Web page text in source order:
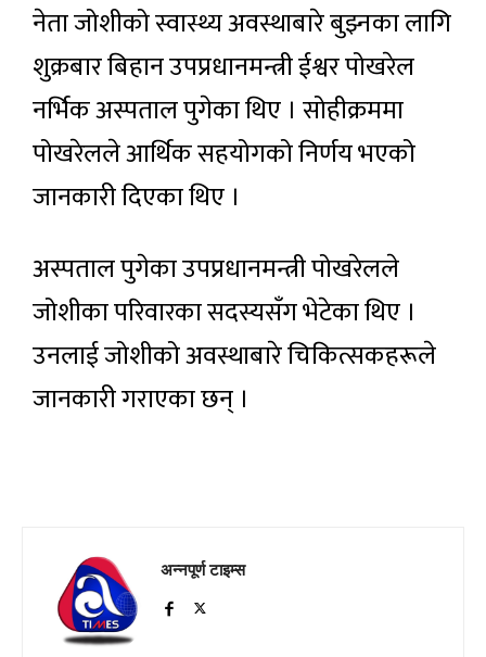
नेता जोशीको स्वास्थ्य अवस्थाबारे बुझ्नका लागि
शुक्रबार बिहान उपप्रधानमन्त्री ईश्वर पोखरेल
नर्भिक अस्पताल पुगेका थिए । सोहीक्रममा
पोखरेलले आर्थिक सहयोगको निर्णय भएको
जानकारी दिएका थिए ।
अस्पताल पुगेका उपप्रधानमन्त्री पोखरेलले
जोशीका परिवारका सदस्यसँग भेटेका थिए ।
उनलाई जोशीको अवस्थाबारे चिकित्सकहरूले
जानकारी गराएका छन् ।
अन्नपूर्ण टाइम्स